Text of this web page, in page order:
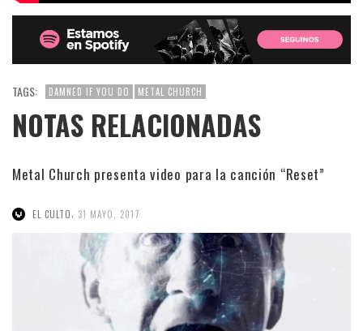
TAGS: DAMNED IF YOU DO METAL CHURCH
NOTAS RELACIONADAS
Metal Church presenta video para la canción “Reset”
EL CULTO, 31 MAYO, 2017